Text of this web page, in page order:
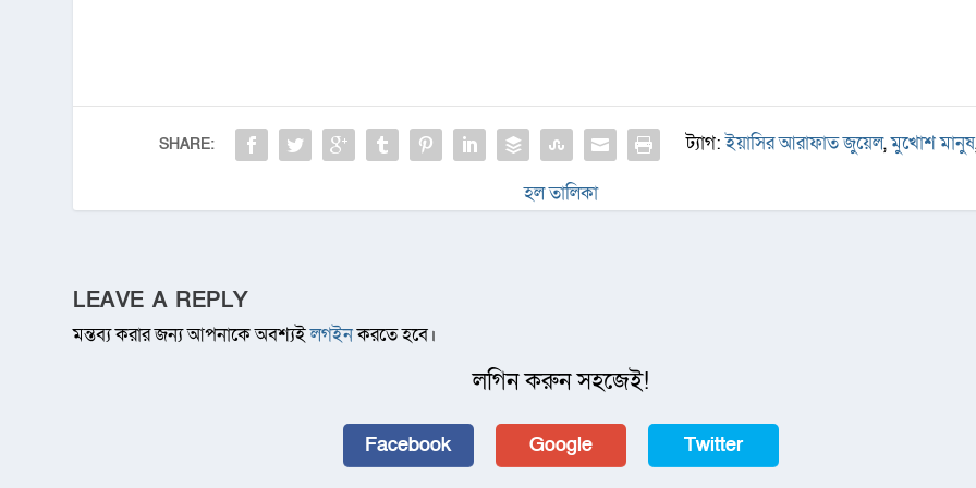
SHARE: ট্যাগ:ইয়াসির আরাফাত জুয়েল,মুখোশ মানুষ
হল তালিকা
LEAVE A REPLY
মন্তব্য করার জন্য আপনাকে অবশ্যইলগইনকরতে হবে।
লগিন করুন সহজেই!
Facebook Google Twitter